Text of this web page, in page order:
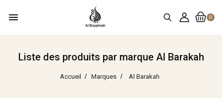
0
menu
Liste des produits par marque Al Barakah
Accueil Marques Al Barakah